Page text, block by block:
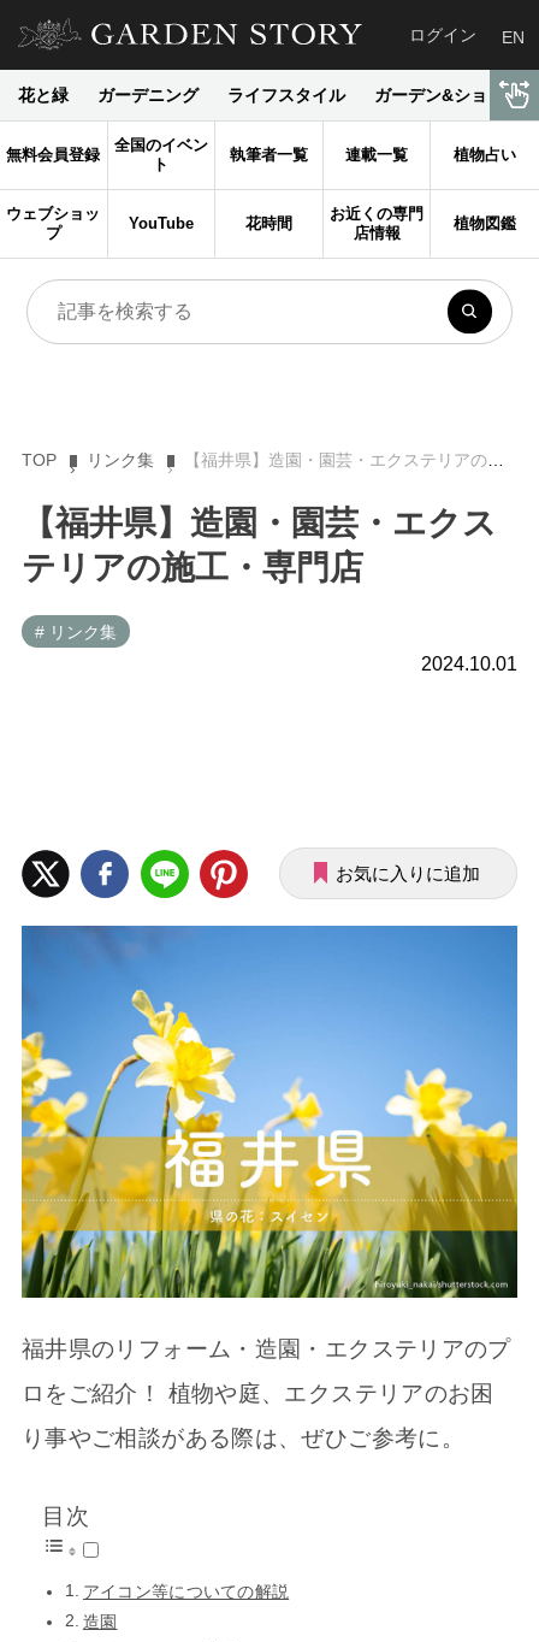
ログイン EN
花と緑 ガーデニング ライフスタイル ガーデン&ショップ
無料会員登録
全国のイベン
ト
執筆者一覧 連載一覧 植物占い
ウェブショッ
プ
YouTube 花時間
お近くの専門
店情報
植物図鑑
TOP リンク集 【福井県】造園・園芸・エクステリアの施工・専門店
【福井県】造園・園芸・エクス
テリアの施工・専門店
# リンク集
2024.10.01
お気に入りに追加
福井県のリフォーム・造園・エクステリアのプ
ロをご紹介！ 植物や庭、エクステリアのお困
り事やご相談がある際は、ぜひご参考に。
目次
アイコン等についての解説
造園